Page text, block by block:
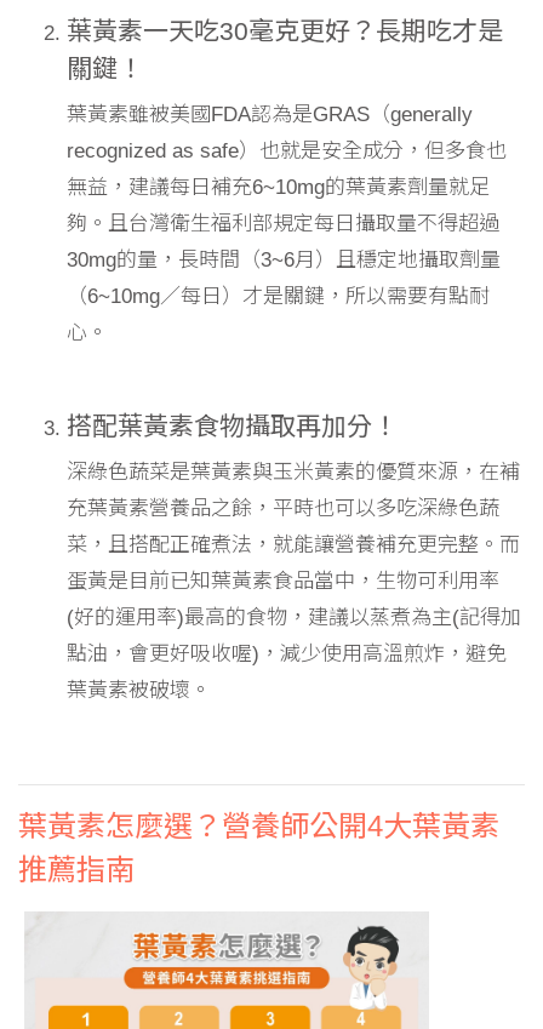
葉黃素一天吃30毫克更好？長期吃才是
關鍵！
葉黃素雖被美國FDA認為是GRAS（generally
recognized as safe）也就是安全成分，但多食也
無益，建議每日補充6~10mg的葉黃素劑量就足
夠。且台灣衛生福利部規定每日攝取量不得超過
30mg的量，長時間（3~6月）且穩定地攝取劑量
（6~10mg／每日）才是關鍵，所以需要有點耐
心。
搭配葉黃素食物攝取再加分！
深綠色蔬菜是葉黃素與玉米黃素的優質來源，在補
充葉黃素營養品之餘，平時也可以多吃深綠色蔬
菜，且搭配正確煮法，就能讓營養補充更完整。而
蛋黃是目前已知葉黃素食品當中，生物可利用率
(好的運用率)最高的食物，建議以蒸煮為主(記得加
點油，會更好吸收喔)，減少使用高溫煎炸，避免
葉黃素被破壞。
葉黃素怎麼選？營養師公開4大葉黃素
推薦指南